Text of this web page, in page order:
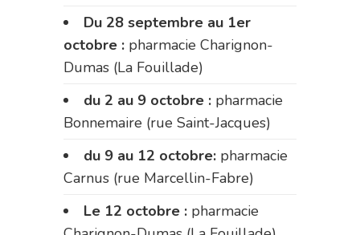
Du 28 septembre au 1er
octobre : pharmacie Charignon-
Dumas (La Fouillade)
du 2 au 9 octobre : pharmacie
Bonnemaire (rue Saint-Jacques)
du 9 au 12 octobre: pharmacie
Carnus (rue Marcellin-Fabre)
Le 12 octobre : pharmacie